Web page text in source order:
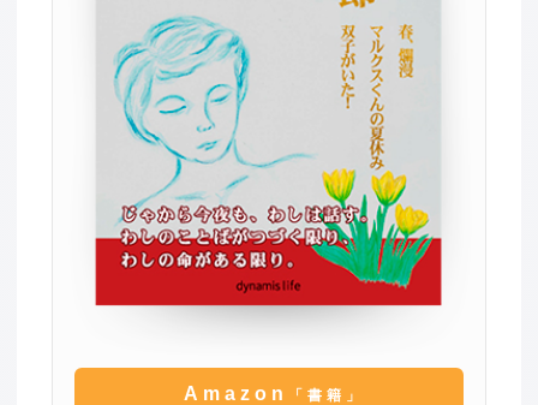
Amazon 「書籍」